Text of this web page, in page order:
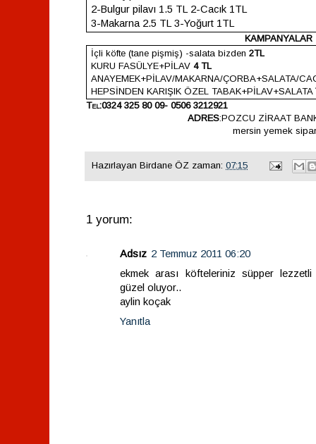
2-Bulgur pilavı 1.5 TL 2-Cacık 1TL
3-Makarna 2.5 TL 3-Yoğurt 1TL
KAMPANYALAR
İçli köfte (tane pişmiş) -salata bizden 2TL
KURU FASÜLYE+PİLAV 4 TL
ANAYEMEK+PİLAV/MAKARNA/ÇORBA+SALATA/
HEPSİNDEN KARIŞIK ÖZEL TABAK+PİLAV+SALATA
Tel:0324 325 80 09- 0506 3212921
ADRES:POZCU ZİRAAT
mersin yemek
Hazırlayan Birdane ÖZ zaman: 07:15
1 yorum:
Adsız 2 Temmuz 2011 06:20
ekmek arası köfteleriniz süpper lezzetli
güzel oluyor..
aylin koçak
Yanıtla